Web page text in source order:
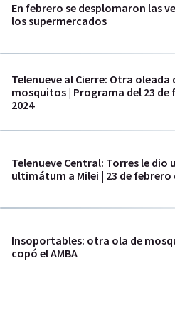
En febrero se desplomaron las
los supermercados
Telenueve al Cierre: Otra oleada
mosquitos | Programa del 23 de
2024
Telenueve Central: Torres le dio
ultimátum a Milei | 23 de febrero
Insoportables: otra ola de
copó el AMBA